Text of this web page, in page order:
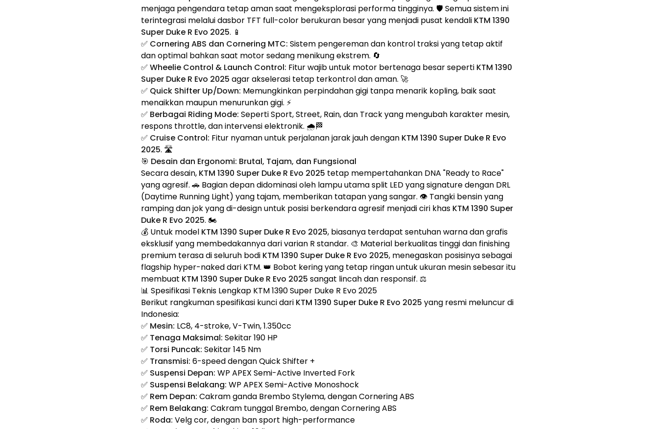
menjaga pengendara tetap aman saat mengeksplorasi performa tingginya. 🛡️ Semua sistem ini
terintegrasi melalui dasbor TFT full-color berukuran besar yang menjadi pusat kendali KTM 1390
Super Duke R Evo 2025. 📱
✅ Cornering ABS dan Cornering MTC: Sistem pengereman dan kontrol traksi yang tetap aktif
dan optimal bahkan saat motor sedang menikung ekstrem. 🔄
✅ Wheelie Control & Launch Control: Fitur wajib untuk motor bertenaga besar seperti KTM 1390
Super Duke R Evo 2025 agar akselerasi tetap terkontrol dan aman. 🚀
✅ Quick Shifter Up/Down: Memungkinkan perpindahan gigi tanpa menarik kopling, baik saat
menaikkan maupun menurunkan gigi. ⚡
✅ Berbagai Riding Mode: Seperti Sport, Street, Rain, dan Track yang mengubah karakter mesin,
respons throttle, dan intervensi elektronik. 🌧️🏁
✅ Cruise Control: Fitur nyaman untuk perjalanan jarak jauh dengan KTM 1390 Super Duke R Evo
2025. 🛣️
🎯 Desain dan Ergonomi: Brutal, Tajam, dan Fungsional
Secara desain, KTM 1390 Super Duke R Evo 2025 tetap mempertahankan DNA "Ready to Race"
yang agresif. 🚗 Bagian depan didominasi oleh lampu utama split LED yang signature dengan DRL
(Daytime Running Light) yang tajam, memberikan tatapan yang sangar. 👁️ Tangki bensin yang
ramping dan jok yang di-design untuk posisi berkendara agresif menjadi ciri khas KTM 1390 Super
Duke R Evo 2025. 🏍️
💰 Untuk model KTM 1390 Super Duke R Evo 2025, biasanya terdapat sentuhan warna dan grafis
eksklusif yang membedakannya dari varian R standar. 🎨 Material berkualitas tinggi dan finishing
premium terasa di seluruh bodi KTM 1390 Super Duke R Evo 2025, menegaskan posisinya sebagai
flagship hyper-naked dari KTM. 👑 Bobot kering yang tetap ringan untuk ukuran mesin sebesar itu
membuat KTM 1390 Super Duke R Evo 2025 sangat lincah dan responsif. ⚖️
📊 Spesifikasi Teknis Lengkap KTM 1390 Super Duke R Evo 2025
Berikut rangkuman spesifikasi kunci dari KTM 1390 Super Duke R Evo 2025 yang resmi meluncur di
Indonesia:
✅ Mesin: LC8, 4-stroke, V-Twin, 1.350cc
✅ Tenaga Maksimal: Sekitar 190 HP
✅ Torsi Puncak: Sekitar 145 Nm
✅ Transmisi: 6-speed dengan Quick Shifter +
✅ Suspensi Depan: WP APEX Semi-Active Inverted Fork
✅ Suspensi Belakang: WP APEX Semi-Active Monoshock
✅ Rem Depan: Cakram ganda Brembo Stylema, dengan Cornering ABS
✅ Rem Belakang: Cakram tunggal Brembo, dengan Cornering ABS
✅ Roda: Velg cor, dengan ban sport high-performance